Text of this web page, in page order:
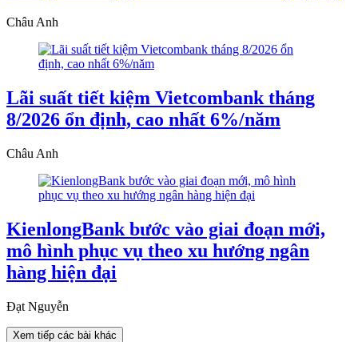
Châu Anh
Lãi suất tiết kiệm Vietcombank tháng
8/2026 ổn định, cao nhất 6%/năm
Châu Anh
KienlongBank bước vào giai đoạn mới,
mô hình phục vụ theo xu hướng ngân
hàng hiện đại
Đạt Nguyễn
Xem tiếp các bài khác